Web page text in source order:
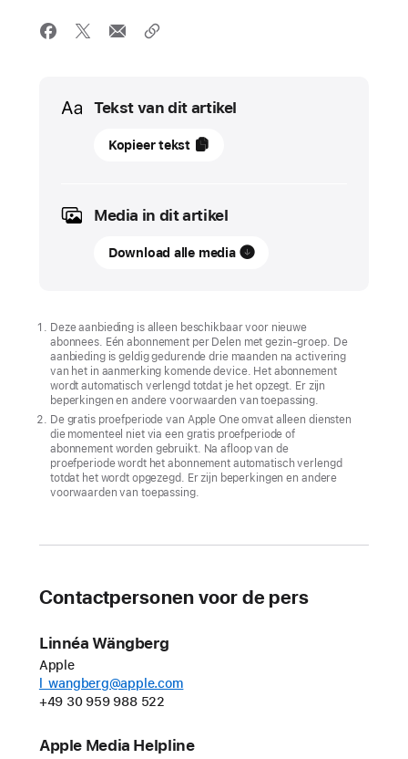
Media
Tekst van dit artikel
09
UPDATE
Geniet
feestdagen
van
nog
meer
Sneaky
Sasquatch
op
Apple Arcade
nieuwe
op
Apple Arcade
januari,
waaronder
Cozy Caravan
Sago
Kopieer tekst
Media in dit artikel
Download alle media
Deze aanbieding is alleen beschikbaar voor nieuwe
abonnees. Eén abonnement per Delen met gezin‑groep. De
aanbieding is geldig gedurende drie maanden na activering
van het in aanmerking komende device. Het abonnement
wordt automatisch verlengd totdat je het opzegt. Er zijn
beperkingen en andere voorwaarden van toepassing.
De gratis proefperiode van Apple One omvat alleen diensten
die momenteel niet via een gratis proefperiode of
abonnement worden gebruikt. Na afloop van de
proefperiode wordt het abonnement automatisch verlengd
totdat het wordt opgezegd. Er zijn beperkingen en andere
voorwaarden van toepassing.
Contactpersonen voor de pers
Linnéa Wängberg
Apple
l_wangberg@apple.com
+49 30 959 988 522
Apple Media Helpline